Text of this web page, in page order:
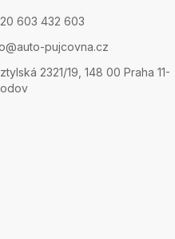
603 432 603
pujcovna.cz
2321/19, 148 00 Praha 11-